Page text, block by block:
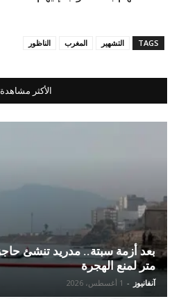
TAGS التشهير المغرب الناظور
الأكثر مشاهدة
متر لمنع الهجرة
آنفانيوز - 1 أغسطس، 2026